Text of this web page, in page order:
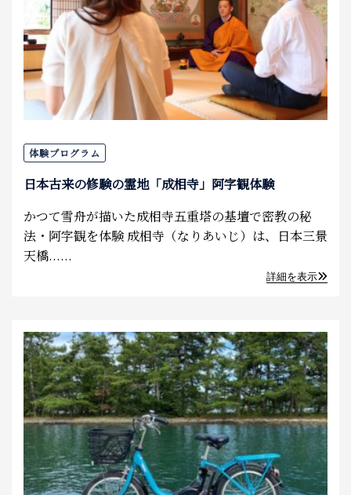
体験プログラム
日本古来の修験の霊地「成相寺」阿字観体験
かつて雪舟が描いた成相寺五重塔の基壇で密教の秘
法・阿字観を体験 成相寺（なりあいじ）は、日本三景
天橋......
詳細を表示